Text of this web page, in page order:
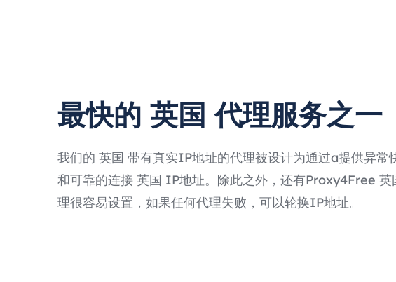
最快的 英国 代理服务之一
我们的 英国 带有真实IP地址的代理被设计为通过a提供异常
和可靠的连接 英国 IP地址。除此之外，还有Proxy4Free 英
理很容易设置，如果任何代理失败，可以轮换IP地址。